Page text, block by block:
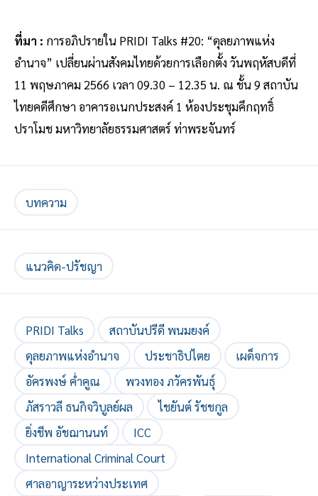
ที่มา : การอภิปรายใน PRIDI Talks #20: “ดุลยภาพแห่ง
อำนาจ” เปลี่ยนผ่านสังคมไทยด้วยการเลือกตั้ง วันพฤหัสบดีที่
11 พฤษภาคม 2566 เวลา 09.30 – 12.35 น. ณ ชั้น 9 สถาบัน
ไทยคดีศึกษา อาคารอเนกประสงค์ 1 ห้องประชุมคึกฤทธิ์
ปราโมช มหาวิทยาลัยธรรมศาสตร์ ท่าพระจันทร์
บทความ
แนวคิด-ปรัชญา
PRIDI Talks
สถาบันปรีดี พนมยงค์
ดุลยภาพแห่งอำนาจ
ประชาธิปไตย
เผด็จการ
อัครพงษ์ ค่ำคูณ
พวงทอง ภวัครพันธุ์
ภัสราวลี ธนกิจวิบูลย์ผล
ไชยันต์ รัชชกูล
ยิ่งชีพ อัชฌานนท์
ICC
International Criminal Court
ศาลอาญาระหว่างประเทศ